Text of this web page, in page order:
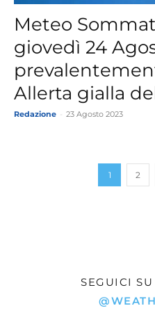
Meteo
giovedì 24
Allerta gialla
Redazione 23 Agosto 2023
1 2
SEGUICI